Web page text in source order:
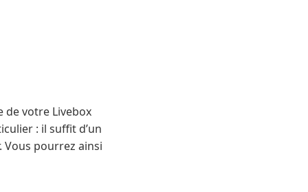
de votre Livebox
: il suffit d’un
pourrez ainsi